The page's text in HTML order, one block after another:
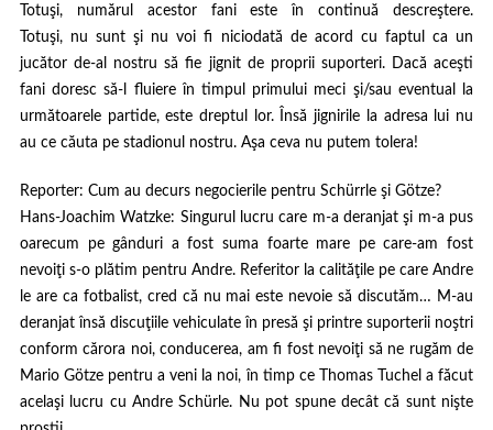
Totuşi, numărul acestor fani este în continuă descreştere.
Totuşi, nu sunt şi nu voi fi niciodată de acord cu faptul ca un
jucător de-al nostru să fie jignit de proprii suporteri. Dacă aceşti
fani doresc să-l fluiere în timpul primului meci şi/sau eventual la
următoarele partide, este dreptul lor. Însă jignirile la adresa lui nu
au ce căuta pe stadionul nostru. Aşa ceva nu putem tolera!
Reporter: Cum au decurs negocierile pentru Schürrle şi Götze?
Hans-Joachim Watzke: Singurul lucru care m-a deranjat şi m-a pus
oarecum pe gânduri a fost suma foarte mare pe care-am fost
nevoiţi s-o plătim pentru Andre. Referitor la calităţile pe care Andre
le are ca fotbalist, cred că nu mai este nevoie să discutăm… M-au
deranjat însă discuţiile vehiculate în presă şi printre suporterii noştri
conform cărora noi, conducerea, am fi fost nevoiţi să ne rugăm de
Mario Götze pentru a veni la noi, în timp ce Thomas Tuchel a făcut
acelaşi lucru cu Andre Schürle. Nu pot spune decât că sunt nişte